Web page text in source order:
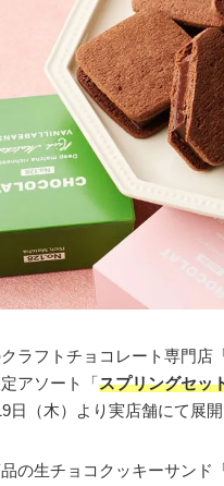
ラフトチョコレート専門店
アソート「スプリングセッ
日（木）より実店舗にて展開
の生チョコクッキーサンド